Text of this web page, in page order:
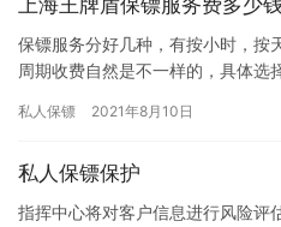
上海王牌盾保镖服务费多少
保镖服务分好几种，有按小时，按
周期收费自然是不一样的，具体选
解下…
私人保镖 2021年8月10日
私人保镖保护
指挥中心将对客户信息进行风险评